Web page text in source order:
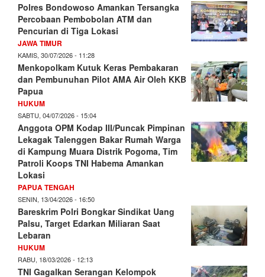
Polres Bondowoso Amankan Tersangka
Percobaan Pembobolan ATM dan
Pencurian di Tiga Lokasi
JAWA TIMUR
KAMIS, 30/07/2026 - 11:28
Menkopolkam Kutuk Keras Pembakaran
dan Pembunuhan Pilot AMA Air Oleh KKB
Papua
HUKUM
SABTU, 04/07/2026 - 15:04
Anggota OPM Kodap III/Puncak Pimpinan
Lekagak Talenggen Bakar Rumah Warga
di Kampung Muara Distrik Pogoma, Tim
Patroli Koops TNI Habema Amankan
Lokasi
PAPUA TENGAH
SENIN, 13/04/2026 - 16:50
Bareskrim Polri Bongkar Sindikat Uang
Palsu, Target Edarkan Miliaran Saat
Lebaran
HUKUM
RABU, 18/03/2026 - 12:13
TNI Gagalkan Serangan Kelompok